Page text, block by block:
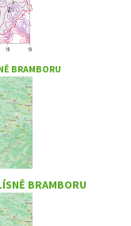
BRAMBORU
BRAMBORU